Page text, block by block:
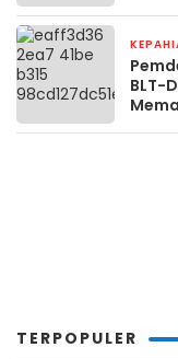
BLT-
TERPOPULER